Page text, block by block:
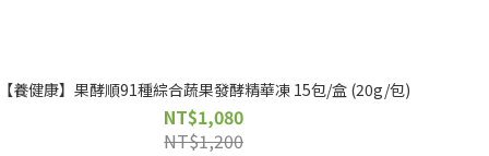
養健康】果酵順91種綜合蔬果發酵精華凍 15包/盒 (20g/包)
NT$1,080
NT$1,200